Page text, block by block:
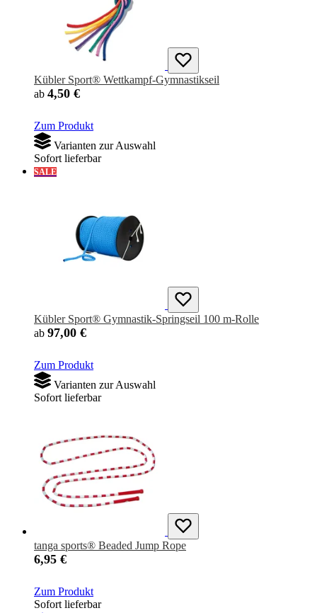
Kübler Sport® Wettkampf-Gymnastikseil
ab 4,50 €
Zum Produkt
Varianten zur Auswahl
Sofort lieferbar
SALE
Kübler Sport® Gymnastik-Springseil 100 m-Rolle
ab 97,00 €
Zum Produkt
Varianten zur Auswahl
Sofort lieferbar
tanga sports® Beaded Jump Rope
6,95 €
Zum Produkt
Sofort lieferbar